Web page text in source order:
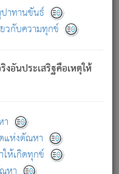
าทานขันธ์
วกับความทุกข์
อันประเสริฐคือเหตุให้
แห่งตัณหา
ห้เกิดทุกข์
งหลายอันอวิชาหนา
พอันเป็นแล้วนั้น ย่อม
วามมีแห่งประโยชน์โดย
ไม่เที่ยง เป็นทุกข์ มี
ม่เพลิดเพลินวิภวตัณหา
อ (แห่งภพทั้งหลาย)
รทั้งปวง นั้นคือ